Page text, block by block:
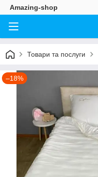
Amazing-shop
Товари та послуги
–18%